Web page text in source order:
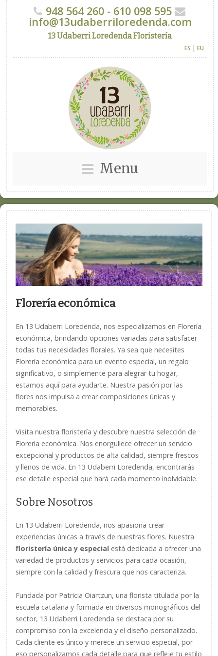
948 564 260 - 610 098 595
info@13udaberriloredenda.com
13 Udaberri Loredenda Floristería
ES | EU
Menu
Florería económica
En 13 Udaberri Loredenda, nos especializamos en Florería
económica, brindando opciones variadas para satisfacer
todas tus necesidades florales. Ya sea que necesites
Florería económica para un evento especial, un regalo
significativo, o simplemente para alegrar tu hogar,
estamos aquí para ayudarte. Nuestra pasión por las
flores nos impulsa a crear composiciones únicas y
memorables.
Visita nuestra floristería y descubre nuestra selección de
Florería económica. Nos enorgullece ofrecer un servicio
excepcional y productos de alta calidad, siempre frescos
y llenos de vida. En 13 Udaberri Loredenda, encontrarás
ese detalle especial que hará cada momento inolvidable.
Sobre Nosotros
En 13 Udaberri Loredenda, nos apasiona crear
experiencias únicas a través de nuestras flores. Nuestra
floristería única y especial está dedicada a ofrecer una
variedad de productos y servicios para cada ocasión,
siempre con la calidad y frescura que nos caracteriza.
Fundada por Patricia Oiartzun, una florista titulada por la
escuela catalana y formada en diversos monográficos del
sector, 13 Udaberri Loredenda se destaca por su
compromiso con la excelencia y el diseño personalizado.
Cada cliente es único y merece un servicio especial, por
eso personalizamos cada detalle para que refleje tu estilo